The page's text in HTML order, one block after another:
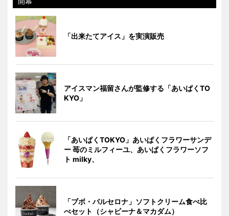
「出来たてアイス」を実演販売
アイスマン福留さんが監修する「あいぱくTO
KYO」
「あいぱくTOKYO」あいぱくフラワーサンデ
ー 苺のミルフィーユ、あいぱくフラワーソフ
ト milky、
「ブボ・バルセロナ」ソフトクリーム食べ比
べセット（シャビーナ＆マカダム）